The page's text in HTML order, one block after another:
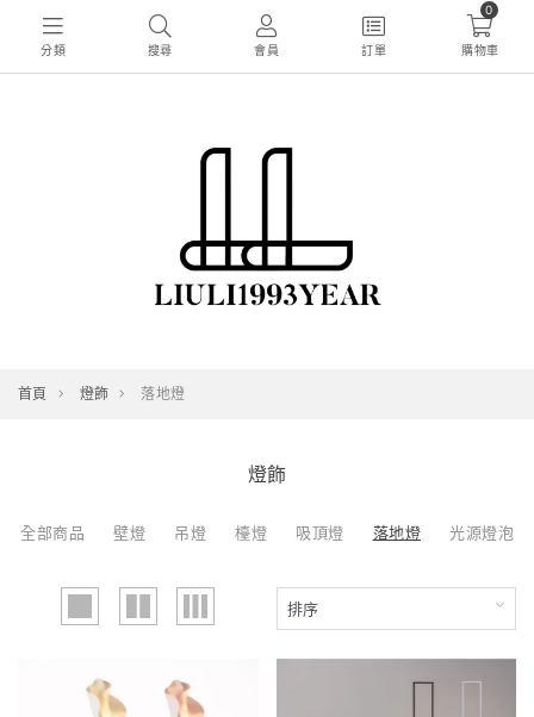
分類 搜尋 會員 訂單
0
購物車
首頁 燈飾 落地燈
燈飾
全部商品 壁燈 吊燈 檯燈 吸頂燈 落地燈 光源燈泡